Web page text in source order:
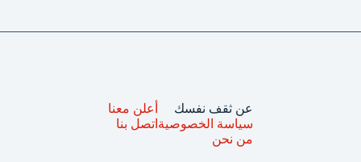
عن ثقف نفسك
سياسة الخصوصية
من نحن
أعلن معنا
اتصل بنا